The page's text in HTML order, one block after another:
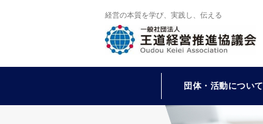
経営の本質を学び、実践し、伝える
団体・活動について